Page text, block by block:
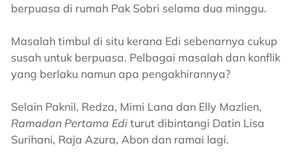
berpuasa di rumah Pak Sobri selama dua minggu.
Masalah timbul di situ kerana Edi sebenarnya cukup
susah untuk berpuasa. Pelbagai masalah dan konflik
yang berlaku namun apa pengakhirannya?
Selain Paknil, Redza, Mimi Lana dan Elly Mazlien,
Ramadan Pertama Edi turut dibintangi Datin Lisa
Surihani, Raja Azura, Abon dan ramai lagi.